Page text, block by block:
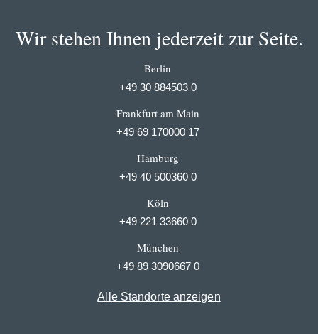
Wir stehen Ihnen jederzeit zur Seite.
Berlin
+49 30 884503 0
Frankfurt am Main
+49 69 170000 17
Hamburg
+49 40 500360 0
Köln
+49 221 33660 0
München
+49 89 3090667 0
Alle Standorte anzeigen